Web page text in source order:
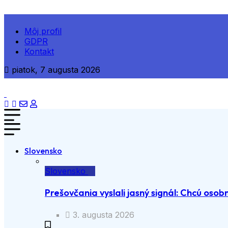
Môj profil
GDPR
Kontakt
piatok, 7 augusta 2026
Slovensko
Slovensko
Prešovčania vyslali jasný signál: Chcú
3. augusta 2026